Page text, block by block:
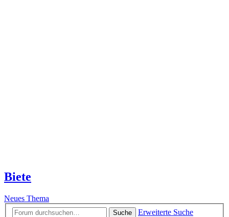
Biete
Neues Thema
Suche
Erweiterte Suche